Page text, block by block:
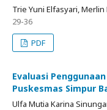
Trie Yuni Elfasyari,
29-36
PDF
Evaluasi
Puskesmas Simpur
Ulfa Mutia Karina